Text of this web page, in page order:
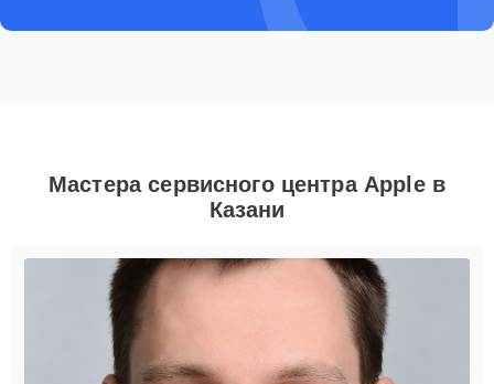
Мастера сервисного центра Apple в
Казани